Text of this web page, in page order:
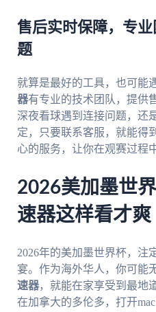
售后实时保障，专
题
就算是最好的工具，也可能
器有专业的技术团队，提供
深夜看球遇到连接问题，还
定，只要联系客服，就能得
心的服务，让你在观赛过程
2026美加墨世
速器这样看才爽
2026年的美加墨世界杯，注
宴。作为海外华人，你可能
速器，就能在家享受到最地
在加拿大的多伦多，打开